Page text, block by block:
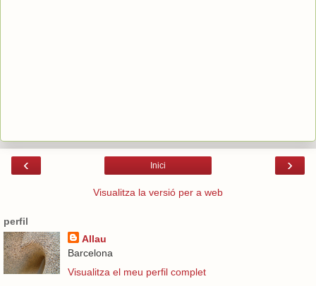
‹ ›
Inici
Visualitza la versió per a web
perfil
Allau
Barcelona
Visualitza el meu perfil complet